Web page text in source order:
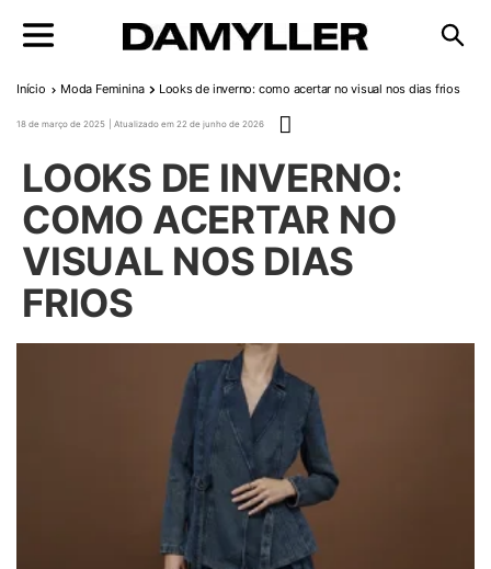
Início Moda Feminina Looks de inverno: como acertar no visual nos dias frios
LOOKS DE INVERNO:
COMO ACERTAR NO
VISUAL NOS DIAS
FRIOS
18 de março de 2025
22 de junho de 2026